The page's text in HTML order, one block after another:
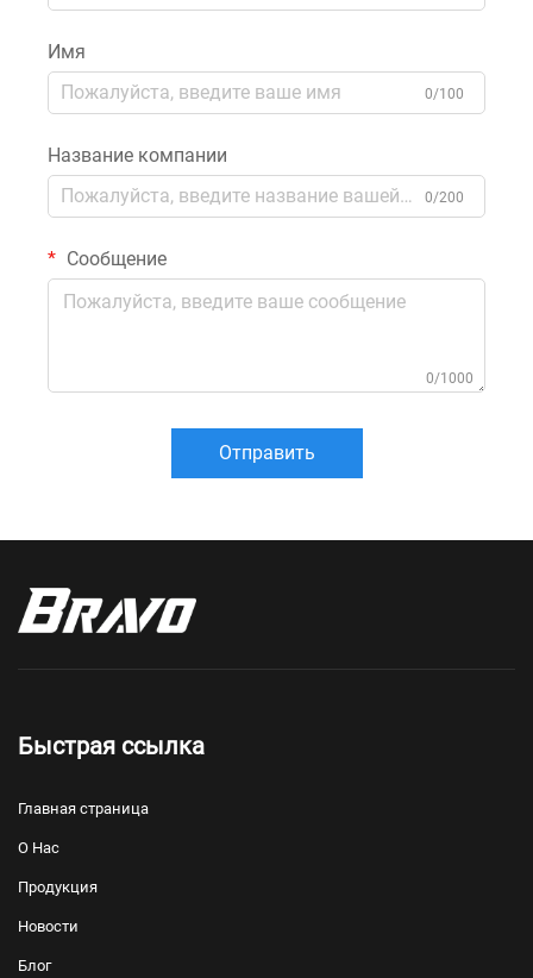
Имя
0/100
Название компании
0/200
Сообщение
0/1000
Отправить
Быстрая ссылка
Главная страница
О Нас
Продукция
Новости
Блог